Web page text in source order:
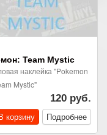
Team Mystic
наклейка "Pokemon
Mystic"
120 руб.
корзину
Подробнее